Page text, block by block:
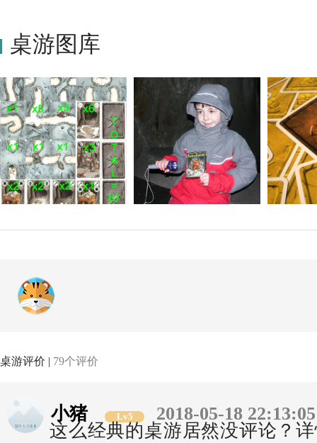
Взрослые дети
桌游图库
桌游评价 | 79个评价
小猪 Lv5
2018-05-18 22:13:05
这么经典的桌游居然没评论？详